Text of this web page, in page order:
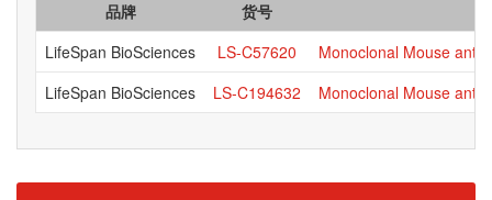
品牌
货号
LifeSpan BioSciences
LS-C57620
Monoclonal Mouse
LifeSpan BioSciences
LS-C194632 Monoclonal Mouse